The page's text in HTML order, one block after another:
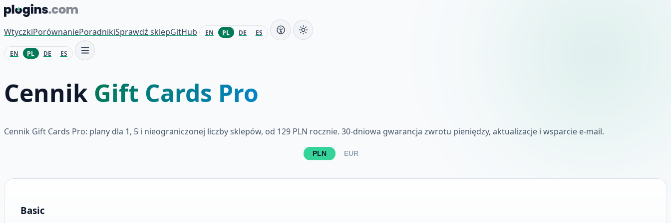
Przejdź do treści
WtyczkiPorównaniePoradnikiSprawdź sklepGitHub EN PL DE ES
EN PL DE ES
Cennik Gift Cards Pro
Cennik Gift Cards Pro: plany dla 1, 5 i nieograniczonej liczby sklepów, od 129 PLN rocznie. 30-dniowa gwarancja zwrotu pieniędzy, aktualizacje i wsparcie e-mail.
PLN EUR
Basic